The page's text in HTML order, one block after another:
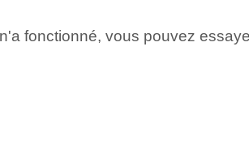
fonctionné, vous pouvez